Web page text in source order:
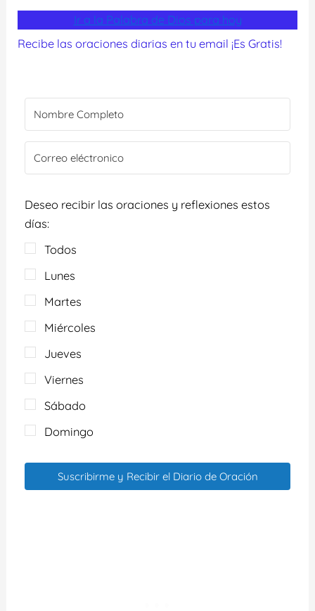
Ir a la Palabra de Dios para hoy
Recibe las oraciones diarias en tu email ¡Es Gratis!
Deseo recibir las oraciones y reflexiones estos
días:
Todos
Lunes
Martes
Miércoles
Jueves
Viernes
Sábado
Domingo
Suscribirme y Recibir el Diario de Oración